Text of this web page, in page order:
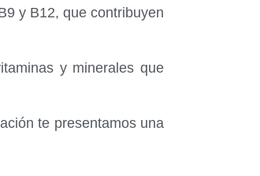
y B12, que contribuyen
y minerales que
te presentamos una